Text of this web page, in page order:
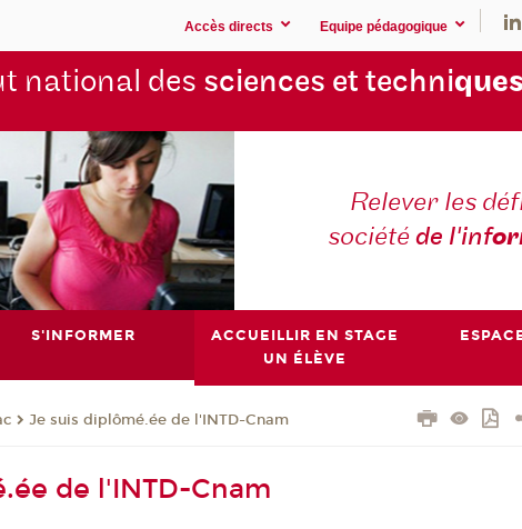
Accès directs Equipe pédagogique
national des sciences et techni
Relever les
sociétéde l'inf
S'INFORMER
ACCUEILLIR EN STAGE
UN ÉLÈVE
Je suis diplômé.ée de l'INTD-Cnam
de l'INTD-Cnam